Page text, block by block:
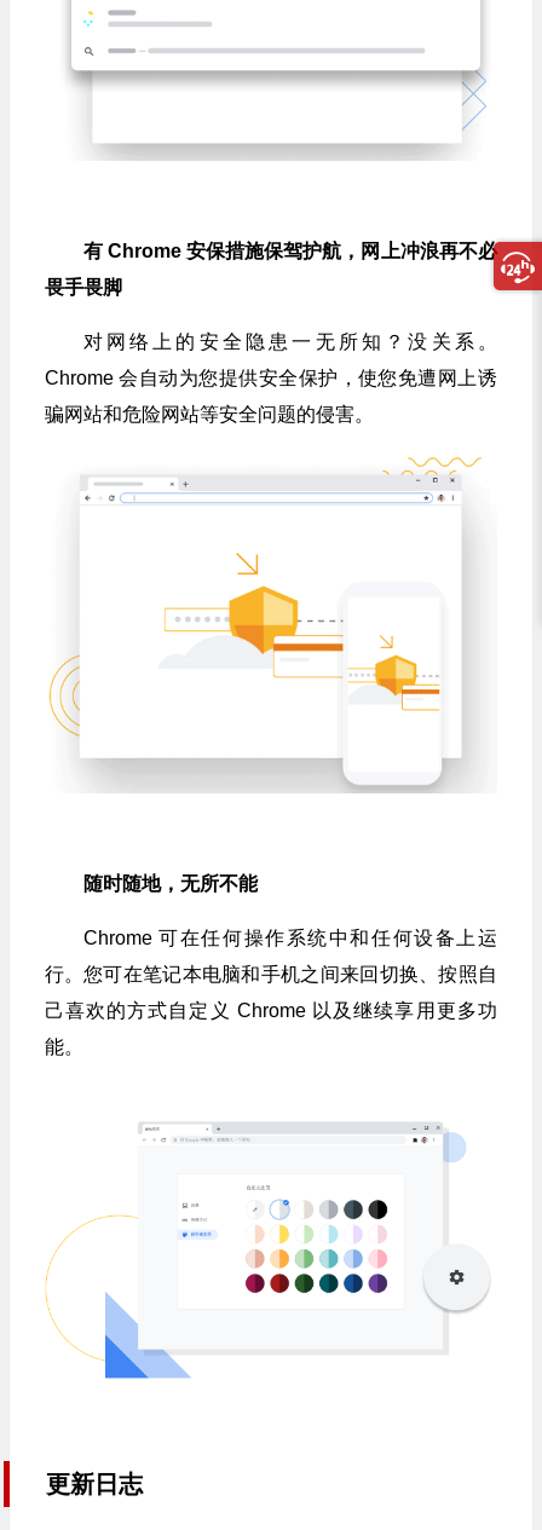
有 Chrome 安保措施保驾护航，网上冲浪再不必
畏手畏脚
对网络上的安全隐患一无所知？没关系。
Chrome 会自动为您提供安全保护，使您免遭网上诱
骗网站和危险网站等安全问题的侵害。
随时随地，无所不能
Chrome 可在任何操作系统中和任何设备上运
行。您可在笔记本电脑和手机之间来回切换、按照自
己喜欢的方式自定义 Chrome 以及继续享用更多功
能。
更新日志